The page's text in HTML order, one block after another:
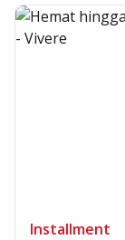
Installment